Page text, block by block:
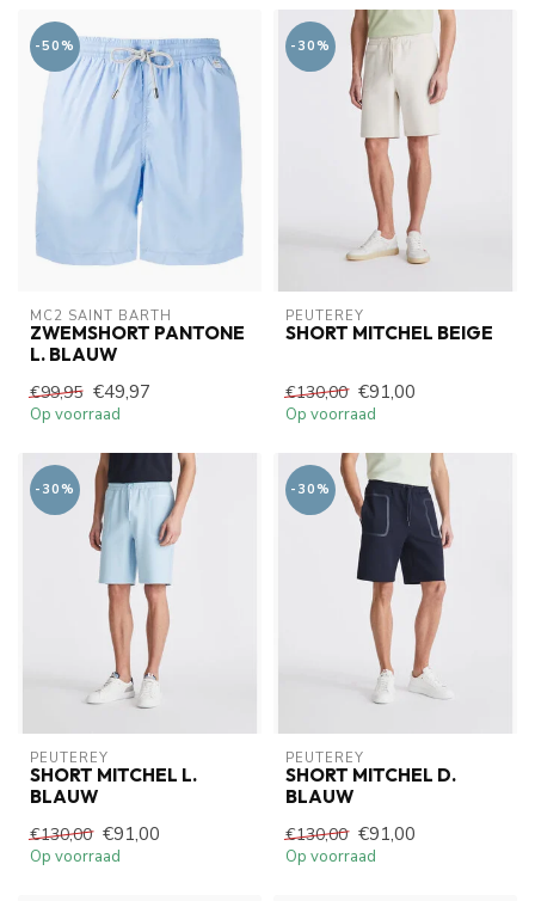
-50%
MC2 SAINT BARTH
ZWEMSHORT PANTONE
L. BLAUW
€99,95 €49,97
Op voorraad
-30%
PEUTEREY
SHORT MITCHEL BEIGE
€130,00 €91,00
Op voorraad
-30%
PEUTEREY
SHORT MITCHEL L.
BLAUW
€130,00 €91,00
Op voorraad
-30%
PEUTEREY
SHORT MITCHEL D.
BLAUW
€130,00 €91,00
Op voorraad